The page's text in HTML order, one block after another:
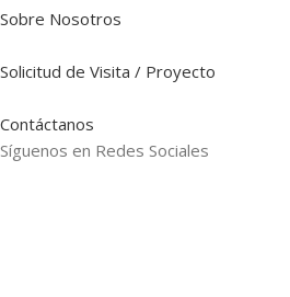
Sobre Nosotros
Solicitud de Visita / Proyecto
Contáctanos
Síguenos en Redes Sociales